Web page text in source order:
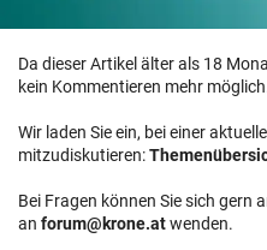
Da dieser Artikel älter als 18
kein Kommentieren mehr
Wir laden Sie ein, bei einer
mitzudiskutieren:
Bei Fragen können Sie sich gern
an forum@krone.atwenden.